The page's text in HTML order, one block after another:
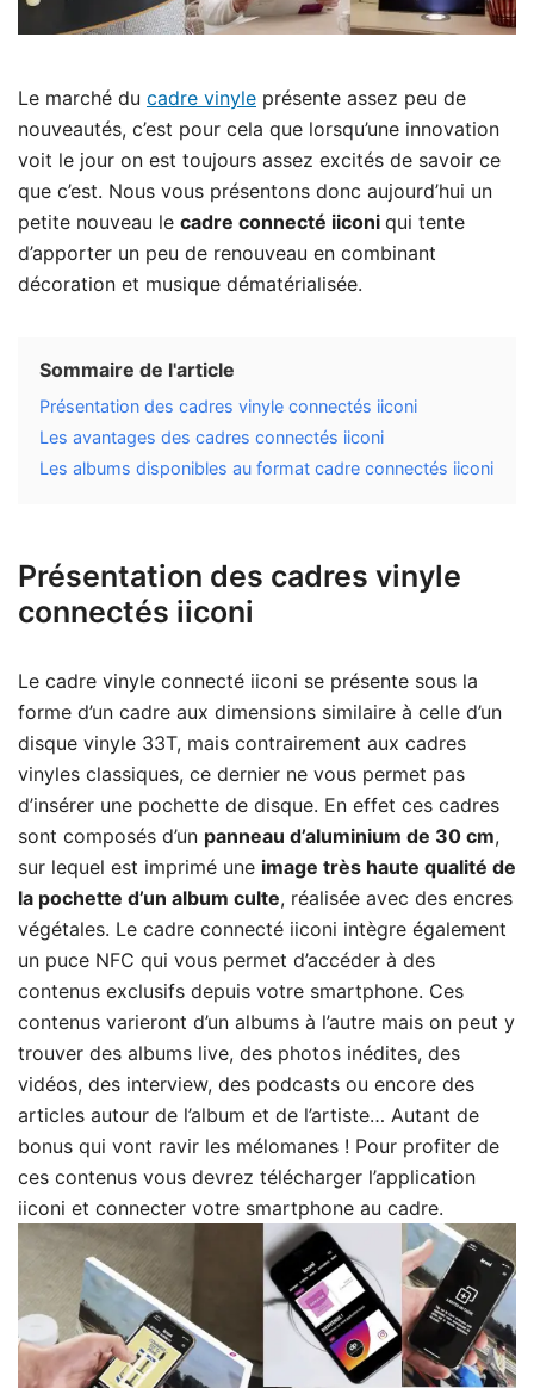
Le marché du cadre vinyle présente assez peu de
nouveautés, c’est pour cela que lorsqu’une innovation
voit le jour on est toujours assez excités de savoir ce
que c’est. Nous vous présentons donc aujourd’hui un
petite nouveau le cadre connecté iiconi qui tente
d’apporter un peu de renouveau en combinant
décoration et musique dématérialisée.
Sommaire de l'article
Présentation des cadres vinyle connectés iiconi
Les avantages des cadres connectés iiconi
Les albums disponibles au format cadre connectés iiconi
Présentation des cadres vinyle
connectés iiconi
Le cadre vinyle connecté iiconi se présente sous la
forme d’un cadre aux dimensions similaire à celle d’un
disque vinyle 33T, mais contrairement aux cadres
vinyles classiques, ce dernier ne vous permet pas
d’insérer une pochette de disque. En effet ces cadres
sont composés d’un panneau d’aluminium de 30 cm,
sur lequel est imprimé une image très haute qualité de
la pochette d’un album culte, réalisée avec des encres
végétales. Le cadre connecté iiconi intègre également
un puce NFC qui vous permet d’accéder à des
contenus exclusifs depuis votre smartphone. Ces
contenus varieront d’un albums à l’autre mais on peut y
trouver des albums live, des photos inédites, des
vidéos, des interview, des podcasts ou encore des
articles autour de l’album et de l’artiste… Autant de
bonus qui vont ravir les mélomanes ! Pour profiter de
ces contenus vous devrez télécharger l’application
iiconi et connecter votre smartphone au cadre.